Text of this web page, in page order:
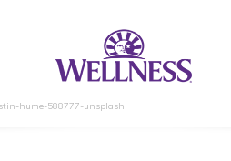
hume-588777-unsplash